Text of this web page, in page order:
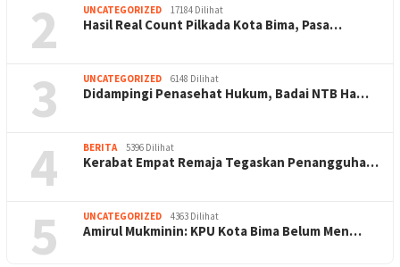
2 UNCATEGORIZED 17184 Dilihat
Hasil Real Count Pilkada Kota Bima, Pasa…
3 UNCATEGORIZED 6148 Dilihat
Didampingi Penasehat Hukum, Badai NTB Ha…
4 BERITA 5396 Dilihat
Kerabat Empat Remaja Tegaskan Penangguha…
5 UNCATEGORIZED 4363 Dilihat
Amirul Mukminin: KPU Kota Bima Belum Men…